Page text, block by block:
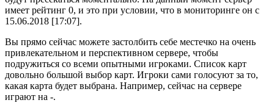
имеет рейтинг 0, и это при условии, что в мониторинге он с
15.06.2018 [17:07].
Вы прямо сейчас можете застолбить себе местечко на очень
привлекательном и перспективном сервере, чтобы
подружиться со всеми опытными игроками. Список карт
довольно большой выбор карт. Игроки сами голосуют за то,
какая карта будет выбрана. Например, сейчас на сервере
играют на -.